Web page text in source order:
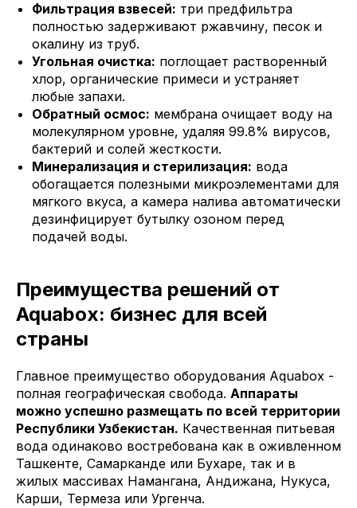
Фильтрация взвесей: три предфильтра
полностью задерживают ржавчину, песок и
окалину из труб.
Угольная очистка: поглощает растворенный
хлор, органические примеси и устраняет
любые запахи.
Обратный осмос: мембрана очищает воду на
молекулярном уровне, удаляя 99.8% вирусов,
бактерий и солей жесткости.
Минерализация и стерилизация: вода
обогащается полезными микроэлементами для
мягкого вкуса, а камера налива автоматически
дезинфицирует бутылку озоном перед
подачей воды.
Преимущества решений от
Aquabox: бизнес для всей
страны
Главное преимущество оборудования Aquabox -
полная географическая свобода. Аппараты
можно успешно размещать по всей территории
Республики Узбекистан. Качественная питьевая
вода одинаково востребована как в оживленном
Ташкенте, Самарканде или Бухаре, так и в
жилых массивах Намангана, Андижана, Нукуса,
Карши, Термеза или Ургенча.